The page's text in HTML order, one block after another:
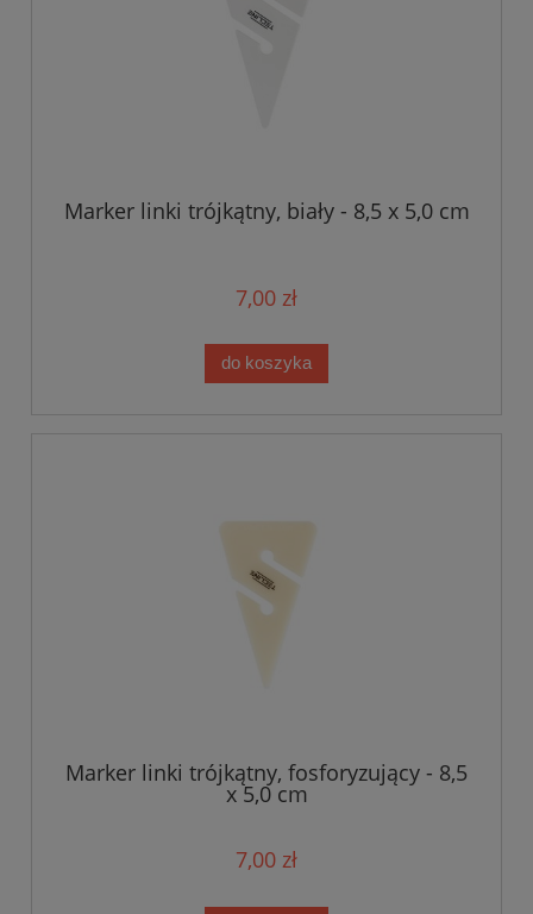
Marker linki trójkątny, biały - 8,5 x 5,0 cm
7,00 zł
do koszyka
Marker linki trójkątny, fosforyzujący - 8,5
x 5,0 cm
7,00 zł